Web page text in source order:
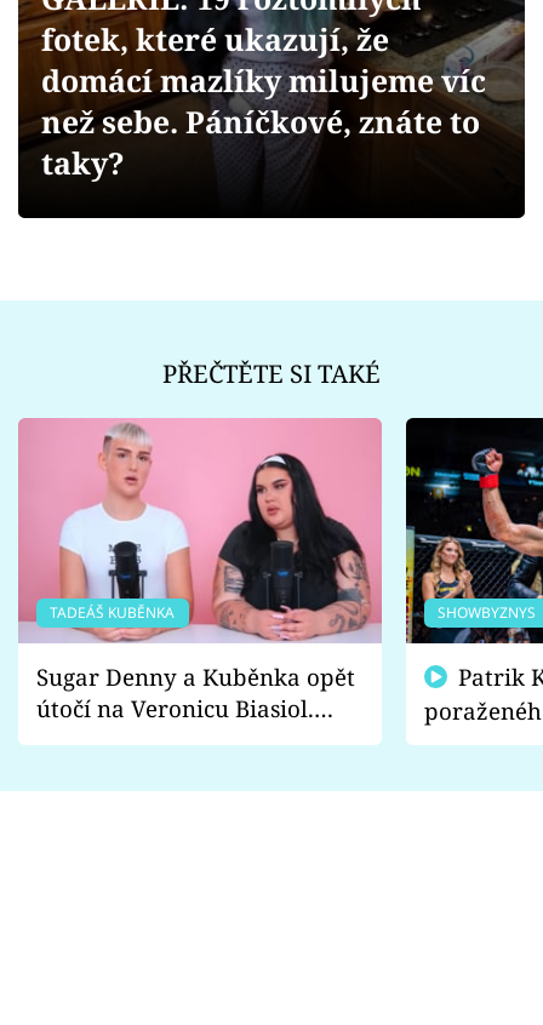
Videa
Sledujte prima+
fotek, které ukazují, že
domácí mazlíky milujeme víc
než sebe. Páníčkové, znáte to
taky?
PŘEČTĚTE SI TAKÉ
TADEÁŠ KUBĚNKA
Sugar Denny a Kuběnka opět
útočí na Veronicu Biasiol.
Proč je podle nich falešná a
SHOWBYZNYS
fanoušci